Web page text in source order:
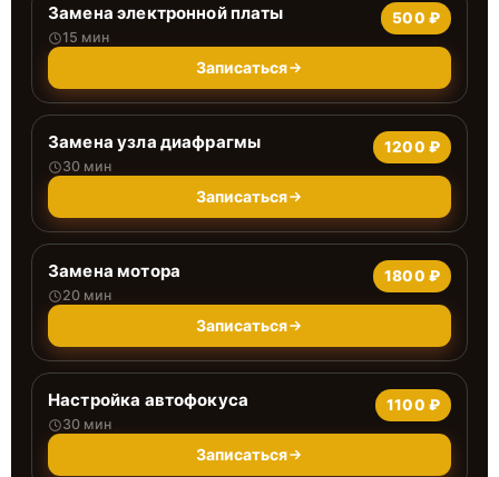
Замена электронной платы
15 мин
500 ₽
Записаться
Замена узла диафрагмы
30 мин
1200 ₽
Записаться
Замена мотора
20 мин
1800 ₽
Записаться
Настройка автофокуса
30 мин
1100 ₽
Записаться